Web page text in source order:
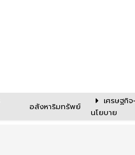
อสังหาริมทรัพย์
เศรษฐกิ
นโยบาย